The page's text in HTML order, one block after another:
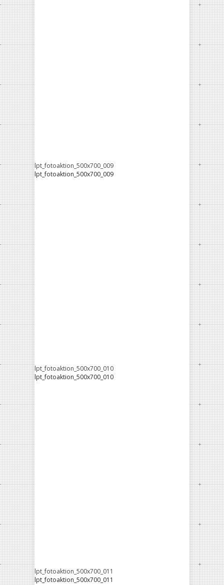
lpt_fotoaktion_500x700_009
lpt_fotoaktion_500x700_009
lpt_fotoaktion_500x700_010
lpt_fotoaktion_500x700_010
lpt_fotoaktion_500x700_011
lpt_fotoaktion_500x700_011